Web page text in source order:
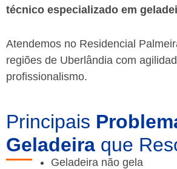
técnico especializado em
Atendemos no Residencial
regiões de Uberlândia com
profissionalismo.
Principais
Geladeira que
Geladeira não gela